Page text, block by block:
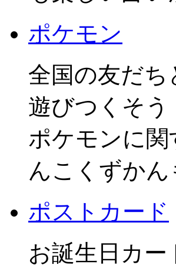
ポケモン
全国の友だ
遊びつくそう
ポケモンに
んこくずか
ポストカード
お誕生日カ